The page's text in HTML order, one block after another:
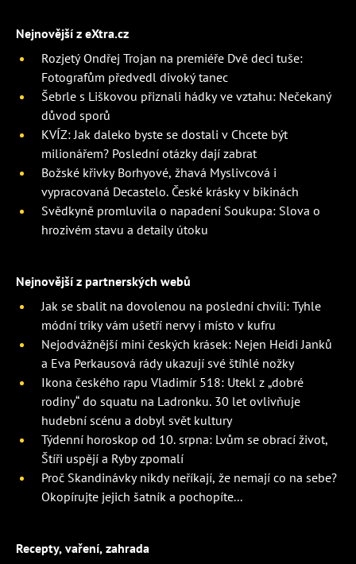
Nejnovější z eXtra.cz
Rozjetý Ondřej Trojan na premiéře Dvě deci tuše:
Fotografům předvedl divoký tanec
Šebrle s Liškovou přiznali hádky ve vztahu: Nečekaný
důvod sporů
KVÍZ: Jak daleko byste se dostali v Chcete být
milionářem? Poslední otázky dají zabrat
Božské křivky Borhyové, žhavá Myslivcová i
vypracovaná Decastelo. České krásky v bikinách
Svědkyně promluvila o napadení Soukupa: Slova o
hrozivém stavu a detaily útoku
Nejnovější z partnerských webů
Jak se sbalit na dovolenou na poslední chvíli: Tyhle
módní triky vám ušetří nervy i místo v kufru
Nejodvážnější mini českých krásek: Nejen Heidi Janků
a Eva Perkausová rády ukazují své štíhlé nožky
Ikona českého rapu Vladimír 518: Utekl z „dobré
rodiny“ do squatu na Ladronku. 30 let ovlivňuje
hudební scénu a dobyl svět kultury
Týdenní horoskop od 10. srpna: Lvům se obrací život,
Štíři uspějí a Ryby zpomalí
Proč Skandinávky nikdy neříkají, že nemají co na sebe?
Okopírujte jejich šatník a pochopíte...
Recepty, vaření, zahrada